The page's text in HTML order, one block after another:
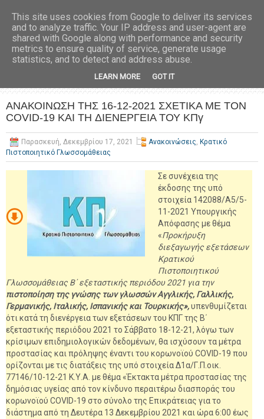
ΑΝΑΚΟΙΝΩΣΗ ΤΗΣ 16-12-2021 ΣΧΕΤΙΚΑ ΜΕ ΤΟΝ
COVID-19 KAI TH ΔΙΕΝΕΡΓΕΙΑ ΤΟΥ ΚΠγ
Παρασκευή, Δεκεμβρίου 17, 2021 Ανακοινώσεις, Κρατικό
Πιστοποιητικό Γλωσσομάθειας
Σε συνέχεια της
έκδοσης της υπό
στοιχεία 142088/Α5/5-
11-2021 Υπουργικής
Απόφασης με θέμα
«Προκήρυξη
διεξαγωγής εξετάσεων
Κρατικού
Πιστοποιητικού
Γλωσσομάθειας Β΄ εξεταστικής περιόδου 2021 για την
πιστοποίηση της γνώσης των γλωσσών Αγγλικής, Γαλλικής,
Γερμανικής, Ιταλικής, Ισπανικής και Τουρκικής»,υπενθυμίζεται
ότι κατά τη διενέργεια των εξετάσεων του ΚΠΓ της Β΄
εξεταστικής περιόδου 2021 το Σάββατο 18-12-21, λόγω των
κρίσιμων επιδημιολογικών δεδομένων, θα ισχύσουν τα μέτρα
προστασίας και πρόληψης έναντι του κορωνοϊού COVID-19 που
ορίζονται με τις διατάξεις της υπό στοιχεία Δ1α/Γ.Π.οικ.
77146/10-12-21 Κ.Υ.Α. με θέμα «Έκτακτα μέτρα προστασίας της
δημόσιας υγείας από τον κίνδυνο περαιτέρω διασποράς του
κορωνοϊού COVID-19 στο σύνολο της Επικράτειας για το
διάστημα από τη Δευτέρα 13 Δεκεμβρίου 2021 και ώρα 6:00 έως
This site uses cookies from Google to deliver its services
and to analyze traffic. Your IP address and user-agent are
shared with Google along with performance and security
metrics to ensure quality of service, generate usage
statistics, and to detect and address abuse.
LEARN MORE GOT IT